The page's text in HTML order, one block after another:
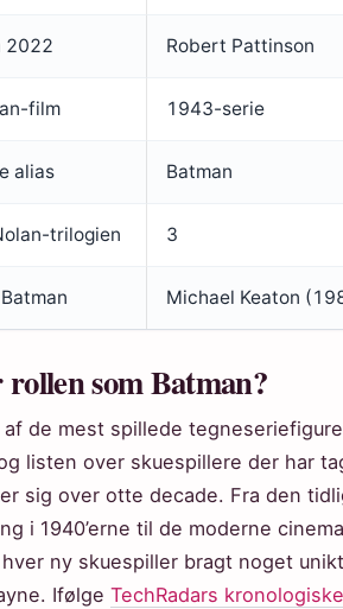
2022 Robert Pattinson
film 1943-serie
alias Batman
trilogien 3
Michael Keaton
som Batman?
af de mest spillede
listen over skuespillere der har
sig over otte decade. Fra den
i 1940’erne til de moderne
ny skuespiller bragt noget
Ifølge TechRadars